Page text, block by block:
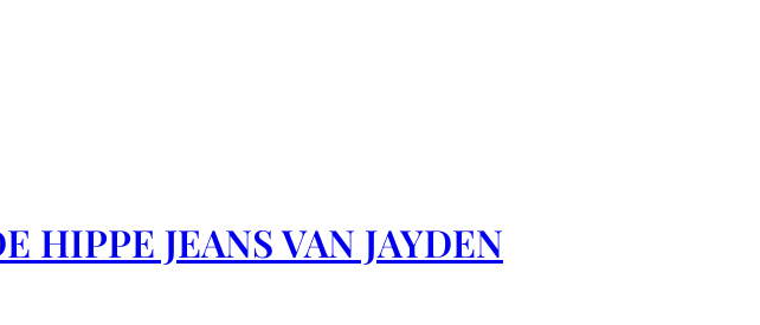
HIPPE JEANS VAN JAYDEN